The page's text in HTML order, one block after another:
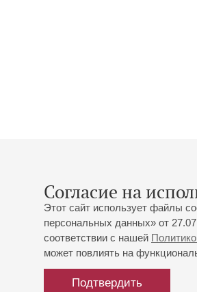
Согласие на
Этот сайт использует файлы
персональных данных» от
соответствии с нашей
может повлиять на
Подтвердить